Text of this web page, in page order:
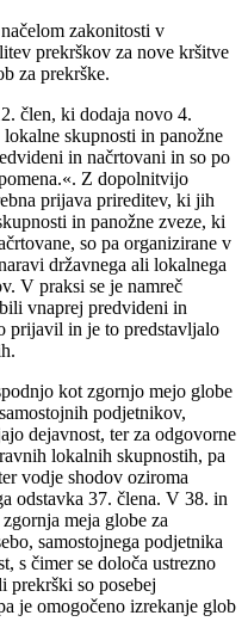
zakonitosti v
prekrškov za nove kršitve
za prekrške.
člen, ki dodaja novo 4.
skupnosti in panožne
in načrtovani in so po
Z dopolnitvijo
prijava prireditev, ki jih
in panožne zveze, ki
so pa organizirane v
državnega ali lokalnega
V praksi se je namreč
vnaprej predvideni in
prijavil in je to predstavljalo
kot zgornjo mejo globe
podjetnikov,
dejavnost, ter za odgovorne
lokalnih skupnostih, pa
vodje shodov oziroma
odstavka 37. člena. V 38. in
meja globe za
samostojnega podjetnika
s čimer se določa ustrezno
prekrški so posebej
je omogočeno izrekanje glob